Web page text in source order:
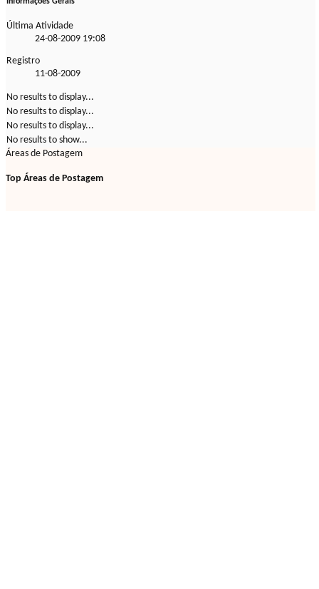
Última Atividade
24-08-2009 19:08
Registro
11-08-2009
No results to display...
No results to display...
No results to display...
No results to show...
Áreas de Postagem
Top Áreas de Postagem